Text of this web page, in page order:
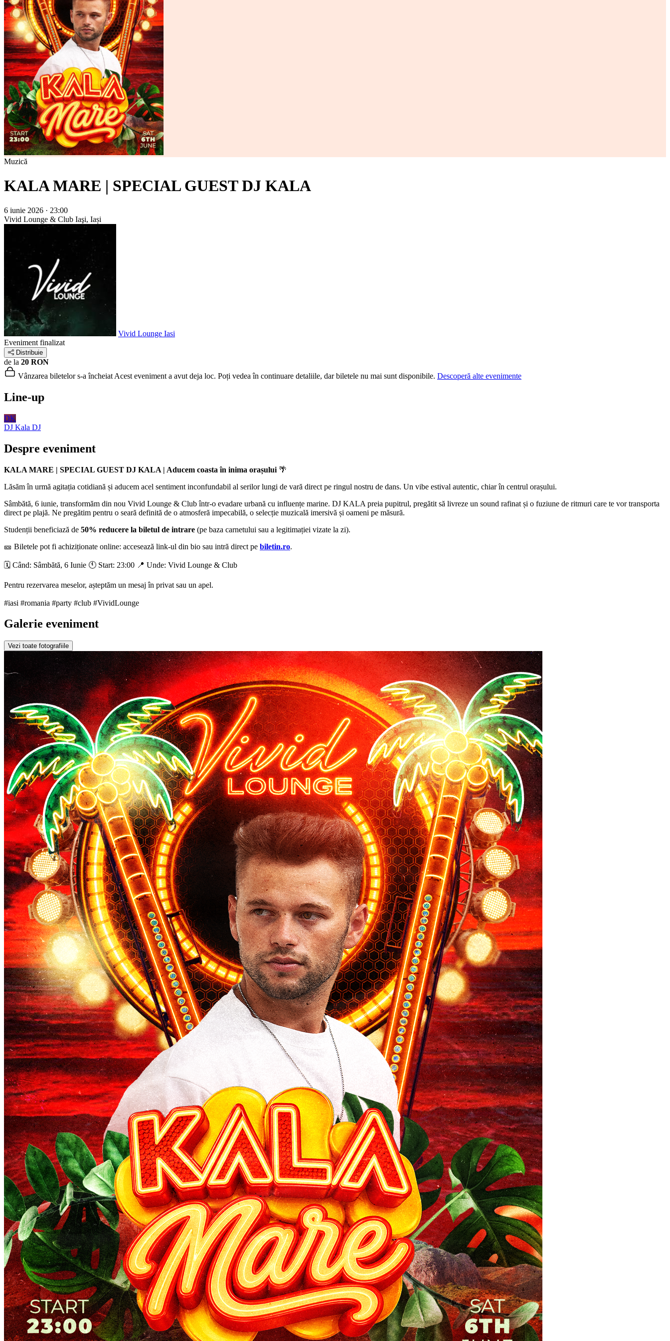
Muzică
KALA MARE | SPECIAL GUEST DJ KALA
6 iunie 2026 · 23:00
Vivid Lounge & Club Iaşi, Iași
Vivid Lounge Iasi
Eveniment finalizat
Distribuie
de la 20 RON
Vânzarea biletelor s-a încheiat Acest eveniment a avut deja loc. Poți vedea în continuare detaliile, dar biletele nu mai sunt disponibile. Descoperă alte evenimente
Line-up
DK
DJ Kala DJ
Despre eveniment
KALA MARE | SPECIAL GUEST DJ KALA | Aducem coasta în inima orașului 🌴
Lăsăm în urmă agitația cotidiană și aducem acel sentiment inconfundabil al serilor lungi de vară direct pe ringul nostru de dans. Un vibe estival autentic, chiar în centrul orașului.
Sâmbătă, 6 iunie, transformăm din nou Vivid Lounge & Club într-o evadare urbană cu influențe marine. DJ KALA preia pupitrul, pregătit să livreze un sound rafinat și o fuziune de ritmuri care te vor transporta
direct pe plajă. Ne pregătim pentru o seară definită de o atmosferă impecabilă, o selecție muzicală imersivă și oameni pe măsură.
Studenții beneficiază de 50% reducere la biletul de intrare (pe baza carnetului sau a legitimației vizate la zi).
🎫 Biletele pot fi achiziționate online: accesează link-ul din bio sau intră direct pe biletin.ro.
🗓️ Când: Sâmbătă, 6 Iunie 🕚 Start: 23:00 📍 Unde: Vivid Lounge & Club
Pentru rezervarea meselor, așteptăm un mesaj în privat sau un apel.
#iasi #romania #party #club #VividLounge
Galerie eveniment
Vezi toate fotografiile